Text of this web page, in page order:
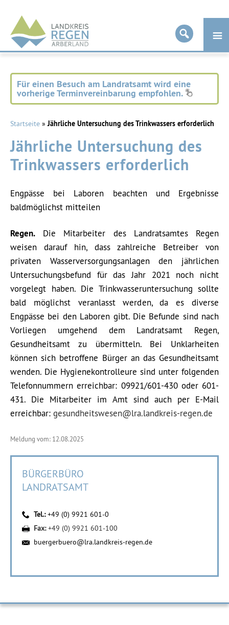
Landkreis
Regen
Für einen Besuch am Landratsamt wird eine
vorherige Terminvereinbarung empfohlen.
Startseite »Jährliche Untersuchung des Trinkwassers erforderlich
Jährliche Untersuchung des
Trinkwassers erforderlich
Engpässe bei Laboren beachten und Ergebnisse
baldmöglichst mitteilen
Regen. Die Mitarbeiter des Landratsamtes Regen
weisen darauf hin, dass zahlreiche Betreiber von
privaten Wasserversorgungsanlagen den jährlichen
Untersuchungsbefund für das Jahr 2021 noch nicht
vorgelegt haben. Die Trinkwasseruntersuchung sollte
bald möglichst veranlasst werden, da es diverse
Engpässe bei den Laboren gibt. Die Befunde sind nach
Vorliegen umgehend dem Landratsamt Regen,
Gesundheitsamt zu übermitteln. Bei Unklarheiten
können sich betroffene Bürger an das Gesundheitsamt
wenden. Die Hygienekontrolleure sind unter folgenden
Telefonnummern erreichbar: 09921/601-430 oder 601-
431. Die Mitarbeiter im Amt sind auch per E-Mail
erreichbar: gesundheitswesen@lra.landkreis-regen.de
Meldung vom: 12.08.2025
BÜRGERBÜRO
LANDRATSAMT
Tel.:+49 (0) 9921 601-0
Fax:+49 (0) 9921 601-100
buergerbuero@lra.landkreis-regen.de